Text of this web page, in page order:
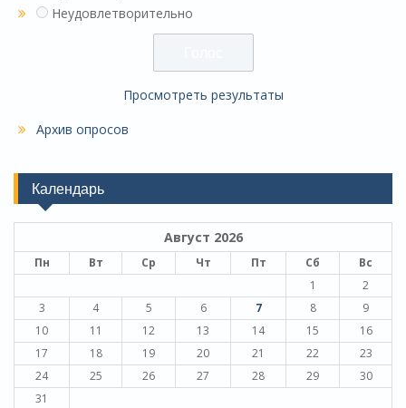
Неудовлетворительно
Просмотреть результаты
Архив опросов
Календарь
Август 2026
Пн Вт Ср Чт Пт Сб
Вс
1
2
3
4 5 6 7 8
9
10
11 12 13 14 15
16
17
18 19 20 21 22
23
24
25 26 27 28 29
30
31